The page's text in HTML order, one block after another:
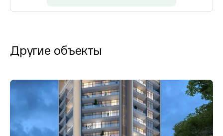
Другие объекты